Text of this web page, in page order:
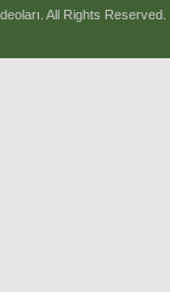
All Rights Reserved.